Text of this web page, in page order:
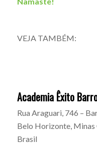
VEJA TAMBÉM:
Academia Êxito
Rua Araguari, 746 –
Belo Horizonte, Minas
Brasil